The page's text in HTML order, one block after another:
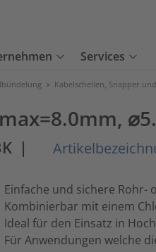
Services
> Kabelschellen, Snapper
|
Einfache und sichere Rohr-
Kombinierbar mit einem
Ideal für den Einsatz in
Für Anwendungen welche